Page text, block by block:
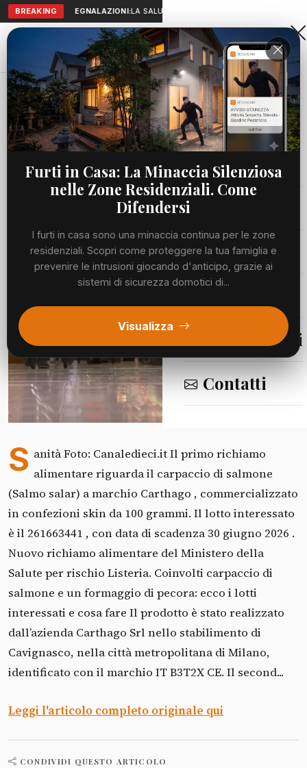
BREAKING SEGNALAZIONI:LA SALUTE A PORTATA DI MANO:
Aranova • NET
PORTALE UTILE AL TERRITORIO
Home
Cronaca
Viabilità
Meteo
Segnalazioni
Contatti
Cronaca Richiamo alimentare per salmone e formaggio,...
CRONACA
Richiamo alimentare per salmone e
formaggio, rischio Listeria: marchi,
lotti e prodotti da non consumare
MARTEDÌ, 30 GIUGNO 2026
48 LETTURE
S anità Foto: Canaledieci.it Il primo richiamo
alimentare riguarda il carpaccio di salmone
(Salmo salar) a marchio Carthago , commercializzato
in confezioni skin da 100 grammi. Il lotto interessato
è il 261663441 , con data di scadenza 30 giugno 2026 .
Nuovo richiamo alimentare del Ministero della
Salute per rischio Listeria. Coinvolti carpaccio di
salmone e un formaggio di pecora: ecco i lotti
interessati e cosa fare Il prodotto è stato realizzato
dall’azienda Carthago Srl nello stabilimento di
Cavignasco, nella città metropolitana di Milano,
identificato con il marchio IT B3T2X CE. Il second...
Leggi l'articolo completo originale qui
CONDIVIDI QUESTO ARTICOLO
Furti in Casa: La Minaccia Silenziosa
nelle Zone Residenziali. Come
Difendersi
I furti in casa sono una minaccia continua per le zone
residenziali. Scopri come proteggere la tua famiglia e
prevenire le intrusioni giocando d'anticipo, grazie ai
sistemi di sicurezza domotici di...
Visualizza